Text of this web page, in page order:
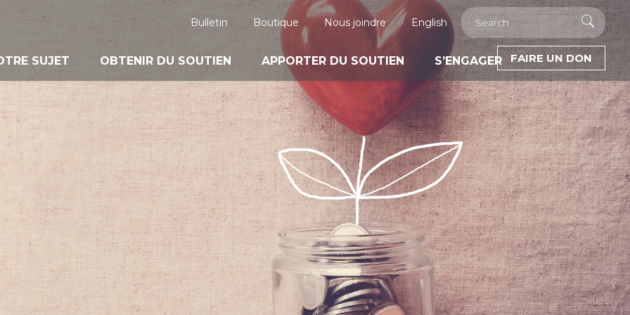
Bulletin Boutique Nous joindre English
SUJET OBTENIR DU SOUTIEN APPORTER DU SOUTIEN S’ENGAGER FAIRE UN DON